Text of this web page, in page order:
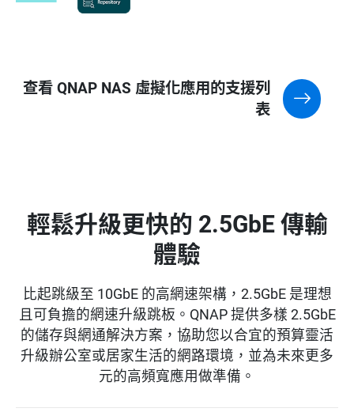
查看 QNAP NAS 虛擬化應用的支援列
表
輕鬆升級更快的 2.5GbE 傳輸
體驗
比起跳級至 10GbE 的高網速架構，2.5GbE 是理想
且可負擔的網速升級跳板。QNAP 提供多樣 2.5GbE
的儲存與網通解決方案，協助您以合宜的預算靈活
升級辦公室或居家生活的網路環境，並為未來更多
元的高頻寬應用做準備。